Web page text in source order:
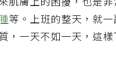
肌膚上的困擾，也是
等。上班的整天，就
，一天不如一天，這